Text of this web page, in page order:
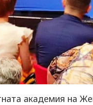
академия на